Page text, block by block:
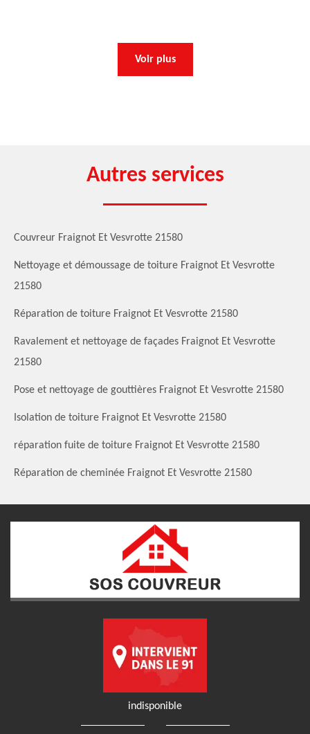
Voir plus
Autres services
Couvreur Fraignot Et Vesvrotte 21580
Nettoyage et démoussage de toiture Fraignot Et Vesvrotte
21580
Réparation de toiture Fraignot Et Vesvrotte 21580
Ravalement et nettoyage de façades Fraignot Et Vesvrotte
21580
Pose et nettoyage de gouttières Fraignot Et Vesvrotte 21580
Isolation de toiture Fraignot Et Vesvrotte 21580
réparation fuite de toiture Fraignot Et Vesvrotte 21580
Réparation de cheminée Fraignot Et Vesvrotte 21580
indisponible